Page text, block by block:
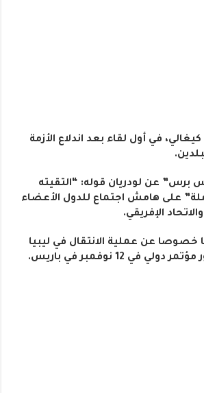
في أول لقاء بعد اندلاع الأزمة
برس” عن لودريان قوله: “التقيته
على هامش اجتماع للدول الأعضاء
الإفريقي.
خصوصا عن عملية الانتقال في ليبيا
في 12 نوفمبر في باريس.